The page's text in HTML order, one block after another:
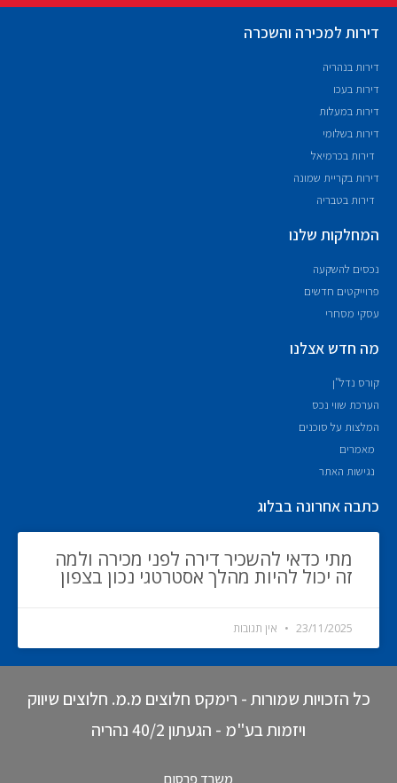
דירות למכירה והשכרה
דירות בנהריה
דירות בעכו
דירות במעלות
דירות בשלומי
דירות בכרמיאל
דירות בקריית שמונה
דירות בטבריה
המחלקות שלנו
נכסים להשקעה
פרוייקטים חדשים
עסקי מסחרי
מה חדש אצלנו
קורס נדל"ן
הערכת שווי נכס
המלצות על סוכנים
מאמרים
נגישות האתר
כתבה אחרונה בבלוג
מתי כדאי להשכיר דירה לפני מכירה ולמה
זה יכול להיות מהלך אסטרטגי נכון בצפון
23/11/2025 אין תגובות
כל הזכויות שמורות - רימקס חלוצים מ.מ. חלוצים שיווק
ויזמות בע"מ - הגעתון 40/2 נהריה
משרד פרסום